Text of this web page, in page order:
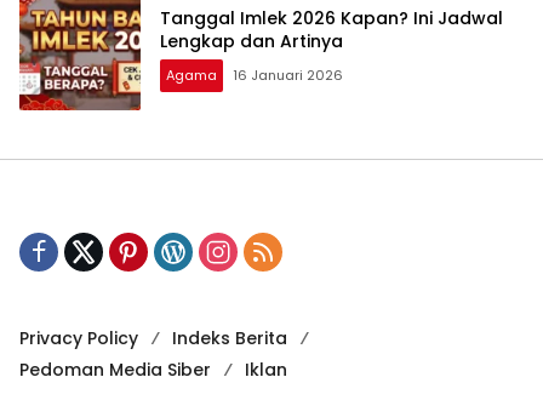
Tanggal Imlek 2026 Kapan? Ini Jadwal
Lengkap dan Artinya
Agama 16 Januari 2026
Privacy Policy
Indeks Berita
Pedoman Media Siber
Iklan